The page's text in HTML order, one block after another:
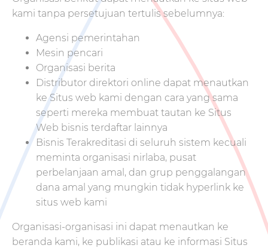
kami tanpa persetujuan tertulis sebelumnya:
Agensi pemerintahan
Mesin pencari
Organisasi berita
Distributor direktori online dapat menautkan
ke Situs web kami dengan cara yang sama
seperti mereka membuat tautan ke Situs
Web bisnis terdaftar lainnya
Bisnis Terakreditasi di seluruh sistem kecuali
meminta organisasi nirlaba, pusat
perbelanjaan amal, dan grup penggalangan
dana amal yang mungkin tidak hyperlink ke
situs web kami
Organisasi-organisasi ini dapat menautkan ke
beranda kami, ke publikasi atau ke informasi Situs